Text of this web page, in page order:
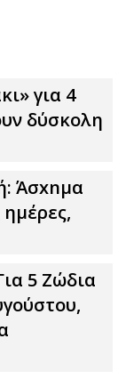
για 4
δύσκολη
Άσxnμα
ημέρες,
5 Zώδια